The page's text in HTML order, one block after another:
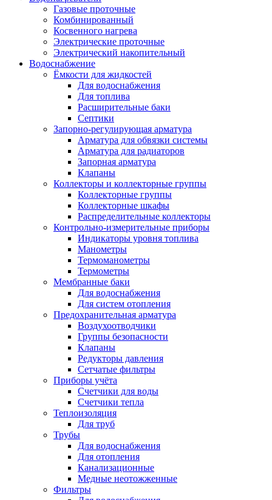
Газовые проточные
Комбинированный
Косвенного нагрева
Электрические проточные
Электрический накопительный
Водоснабжение
Ёмкости для жидкостей
Для водоснабжения
Для топлива
Расширительные баки
Септики
Запорно-регулирующая арматура
Арматура для обвязки системы
Арматура для радиаторов
Запорная арматура
Клапаны
Коллекторы и коллекторные группы
Коллекторные группы
Коллекторные шкафы
Распределительные коллекторы
Контрольно-измерительные приборы
Индикаторы уровня топлива
Манометры
Термоманометры
Термометры
Мембранные баки
Для водоснабжения
Для систем отопления
Предохранительная арматура
Воздухоотводчики
Группы безопасности
Клапаны
Редукторы давления
Сетчатые фильтры
Приборы учёта
Счетчики для воды
Счетчики тепла
Теплоизоляция
Для труб
Трубы
Для водоснабжения
Для отопления
Канализационные
Медные неотожженные
Фильтры